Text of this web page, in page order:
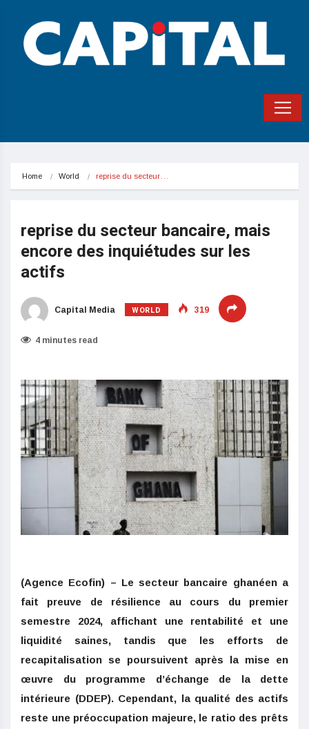
Home World reprise du secteur…
reprise du secteur bancaire, mais
encore des inquiétudes sur les
actifs
Capital Media WORLD 319
4 minutes read
(Agence Ecofin) – Le secteur bancaire ghanéen a
fait preuve de résilience au cours du premier
semestre 2024, affichant une rentabilité et une
liquidité saines, tandis que les efforts de
recapitalisation se poursuivent après la mise en
œuvre du programme d’échange de la dette
intérieure (DDEP). Cependant, la qualité des actifs
reste une préoccupation majeure, le ratio des prêts